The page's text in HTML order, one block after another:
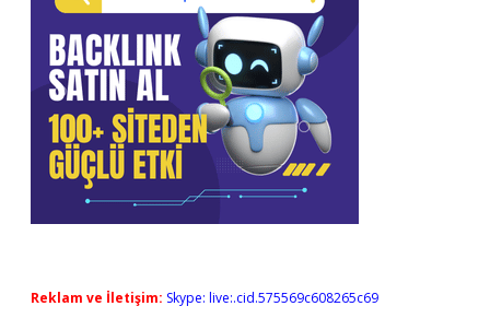
Reklam ve İletişim: Skype: live:.cid.575569c608265c69